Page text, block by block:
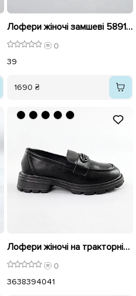
Лофери жіночі замшеві 589147 Бежеві
0
39
1690 ₴
Лофери жіночі на тракторній підошві 591797 Чорні
0
3638394041